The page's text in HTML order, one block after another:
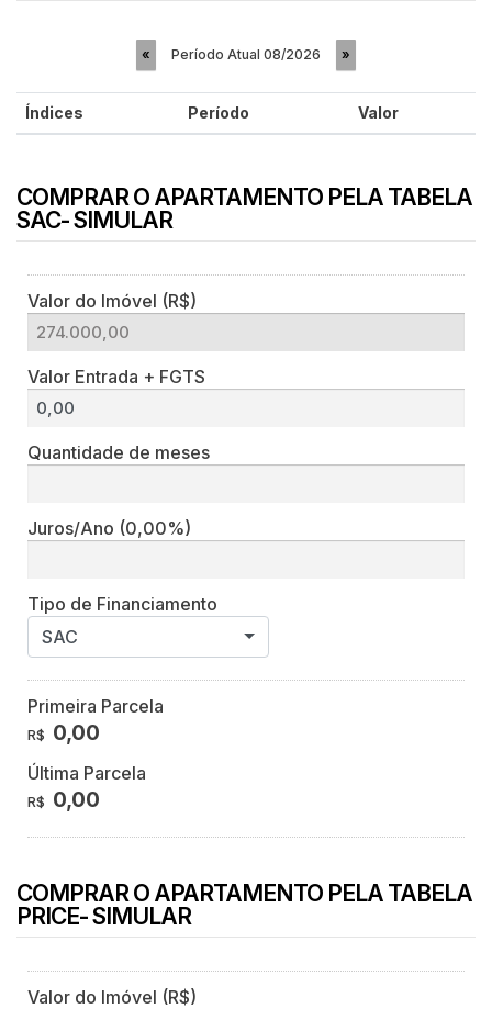
« Período Atual 08/2026 »
Índices Período Valor
COMPRAR O APARTAMENTO PELA TABELA
SAC- SIMULAR
Valor do Imóvel (R$)
Valor Entrada + FGTS
Quantidade de meses
Juros/Ano (0,00%)
Tipo de Financiamento
SAC
Primeira Parcela
R$ 0,00
Última Parcela
R$ 0,00
COMPRAR O APARTAMENTO PELA TABELA
PRICE- SIMULAR
Valor do Imóvel (R$)